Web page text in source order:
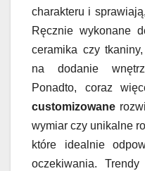
charakteru i
Ręcznie wykonane
ceramika czy
na dodanie
Ponadto, coraz
customizowane
wymiar czy unikalne
które idealnie
oczekiwania.